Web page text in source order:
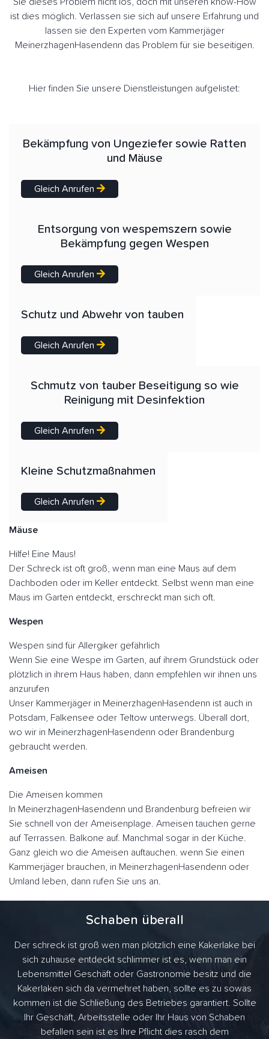
Sie dieses Problem nicht los, doch mit unseren know-How
ist dies möglich. Verlassen sie sich auf unsere Erfahrung und
lassen sie den Experten vom Kammerjäger
MeinerzhagenHasendenn das Problem für sie beseitigen.
Hier finden Sie unsere Dienstleistungen aufgelistet:
Bekämpfung von Ungeziefer sowie Ratten
und Mäuse
Gleich Anrufen
Entsorgung von wespemszern sowie
Bekämpfung gegen Wespen
Gleich Anrufen
Schutz und Abwehr von tauben
Gleich Anrufen
Schmutz von tauber Beseitigung so wie
Reinigung mit Desinfektion
Gleich Anrufen
Kleine Schutzmaßnahmen
Gleich Anrufen
Mäuse
Hilfe! Eine Maus!
Der Schreck ist oft groß, wenn man eine Maus auf dem
Dachboden oder im Keller entdeckt. Selbst wenn man eine
Maus im Garten entdeckt, erschreckt man sich oft.
Wespen
Wespen sind für Allergiker gefährlich
Wenn Sie eine Wespe im Garten, auf ihrem Grundstück oder
plötzlich in ihrem Haus haben, dann empfehlen wir ihnen uns
anzurufen
Unser Kammerjäger in MeinerzhagenHasendenn ist auch in
Potsdam, Falkensee oder Teltow unterwegs. Überall dort,
wo wir in MeinerzhagenHasendenn oder Brandenburg
gebraucht werden.
Ameisen
Die Ameisen kommen
In MeinerzhagenHasendenn und Brandenburg befreien wir
Sie schnell von der Ameisenplage. Ameisen tauchen gerne
auf Terrassen. Balkone auf. Manchmal sogar in der Küche.
Ganz gleich wo die Ameisen auftauchen. wenn Sie einen
Kammerjäger brauchen, in MeinerzhagenHasendenn oder
Umland leben, dann rufen Sie uns an.
Schaben überall
Der schreck ist groß wen man plötzlich eine Kakerlake bei
sich zuhause entdeckt schlimmer ist es, wenn man ein
Lebensmittel Geschäft oder Gastronomie besitz und die
Kakerlaken sich da vermehret haben, sollte es zu sowas
kommen ist die Schließung des Betriebes garantiert. Sollte
Ihr Geschäft, Arbeitsstelle oder Ihr Haus von Schaben
befallen sein ist es Ihre Pflicht dies rasch dem